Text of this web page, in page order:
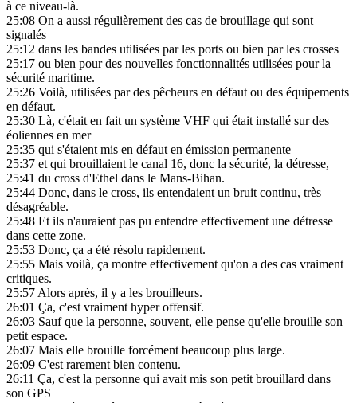
à ce niveau-là.
25:08 On a aussi régulièrement des cas de brouillage qui sont
signalés
25:12 dans les bandes utilisées par les ports ou bien par les crosses
25:17 ou bien pour des nouvelles fonctionnalités utilisées pour la
sécurité maritime.
25:26 Voilà, utilisées par des pêcheurs en défaut ou des équipements
en défaut.
25:30 Là, c'était en fait un système VHF qui était installé sur des
éoliennes en mer
25:35 qui s'étaient mis en défaut en émission permanente
25:37 et qui brouillaient le canal 16, donc la sécurité, la détresse,
25:41 du cross d'Ethel dans le Mans-Bihan.
25:44 Donc, dans le cross, ils entendaient un bruit continu, très
désagréable.
25:48 Et ils n'auraient pas pu entendre effectivement une détresse
dans cette zone.
25:53 Donc, ça a été résolu rapidement.
25:55 Mais voilà, ça montre effectivement qu'on a des cas vraiment
critiques.
25:57Alors après, il y a les brouilleurs.
26:01 Ça, c'est vraiment hyper offensif.
26:03 Sauf que la personne, souvent, elle pense qu'elle brouille son
petit espace.
26:07 Mais elle brouille forcément beaucoup plus large.
26:09 C'est rarement bien contenu.
26:11 Ça, c'est la personne qui avait mis son petit brouillard dans
son GPS